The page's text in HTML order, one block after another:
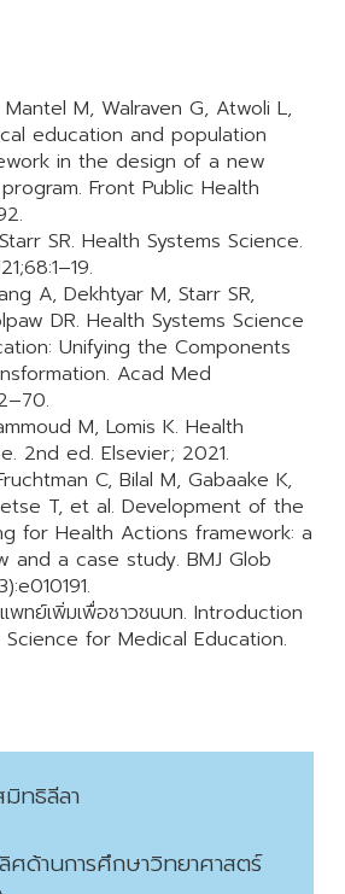
M, Walraven G, Atwoli L,
education and population
in the design of a new
Front Public Health
SR. Health Systems Science.
A, Dekhtyar M, Starr SR,
DR. Health Systems Science
Unifying the Components
Acad Med
M, Lomis K. Health
2nd ed. Elsevier; 2021.
C, Bilal M, Gabaake K,
T, et al. Development of the
for Health Actions framework: a
and a case study. BMJ Glob
พทย์เพิ่มเพื่อชาวชนบท. Introduction
Science for Medical Education.
ทธิลีลา
ศด้านการศึกษาวิทยาศาสตร์